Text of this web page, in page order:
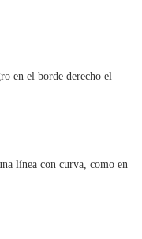
en el borde derecho el
línea con curva, como en